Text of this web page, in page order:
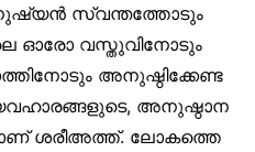
സ്വന്തത്തോടും
ഓരോ വസ്തുവിനോടും
അനുഷ്ഠിക്കേണ്ട
അനുഷ്ഠാന
ശരീഅത്ത്. ലോകത്തെ